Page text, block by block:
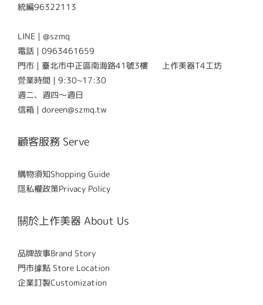
統編96322113
LINE | @szmq
電話 | 0963461659
門市 | 臺北市中正區南海路41號3樓 上作美器T4工坊
營業時間 | 9:30~17:30
週二、週四～週日
信箱 | doreen@szmq.tw
顧客服務 Serve
購物須知Shopping Guide
隱私權政策Privacy Policy
關於上作美器 About Us
品牌故事Brand Story
門市據點 Store Location
企業訂製Customization